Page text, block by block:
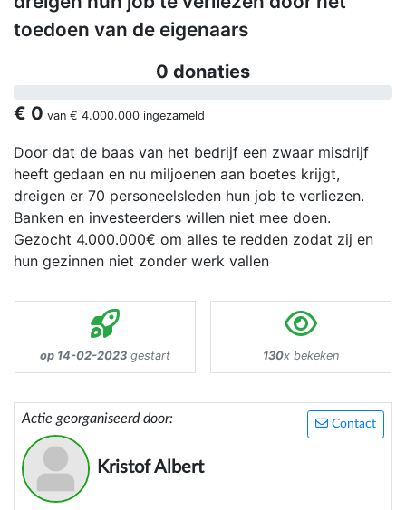
toedoen van de eigenaars
0 donaties
€ 0 van € 4.000.000 ingezameld
Door dat de baas van het bedrijf een zwaar misdrijf
heeft gedaan en nu miljoenen aan boetes krijgt,
dreigen er 70 personeelsleden hun job te verliezen.
Banken en investeerders willen niet mee doen.
Gezocht 4.000.000€ om alles te redden zodat zij en
hun gezinnen niet zonder werk vallen
op 14-02-2023 gestart 130x bekeken
Contact
Actie georganiseerd door:
Kristof Albert